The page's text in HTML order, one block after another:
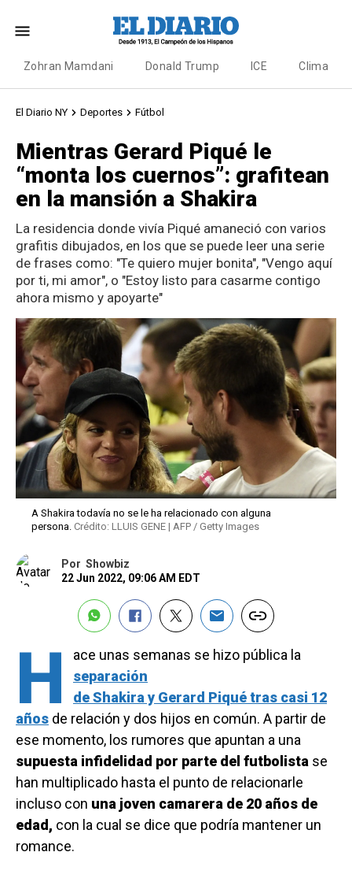
Zohran Mamdani Donald Trump ICE Clima
El Diario NY Deportes Fútbol
Mientras Gerard Piqué le
“monta los cuernos”: grafitean
en la mansión a Shakira
La residencia donde vivía Piqué amaneció con varios
grafitis dibujados, en los que se puede leer una serie
de frases como: "Te quiero mujer bonita", "Vengo aquí
por ti, mi amor", o "Estoy listo para casarme contigo
ahora mismo y apoyarte"
A Shakira todavía no se le ha relacionado con alguna
persona. Crédito: LLUIS GENE | AFP / Getty Images
Por Showbiz
22 Jun 2022, 09:06 AM EDT
H
ace unas semanas se hizo pública la
separación
de Shakira y Gerard Piqué tras casi 12
años de relación y dos hijos en común. A partir de
ese momento, los rumores que apuntan a una
supuesta infidelidad por parte del futbolista se
han multiplicado hasta el punto de relacionarle
incluso con una joven camarera de 20 años de
edad, con la cual se dice que podría mantener un
romance.